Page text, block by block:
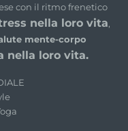
con il ritmo frenetico
nella loro vita,
mente-corpo
nella loro vita.